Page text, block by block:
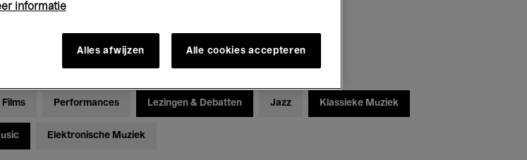
Films Performances Lezingen & Debatten Jazz Klassieke Muziek
Elektronische Muziek
informatie
Alles afwijzen Alle cookies accepteren